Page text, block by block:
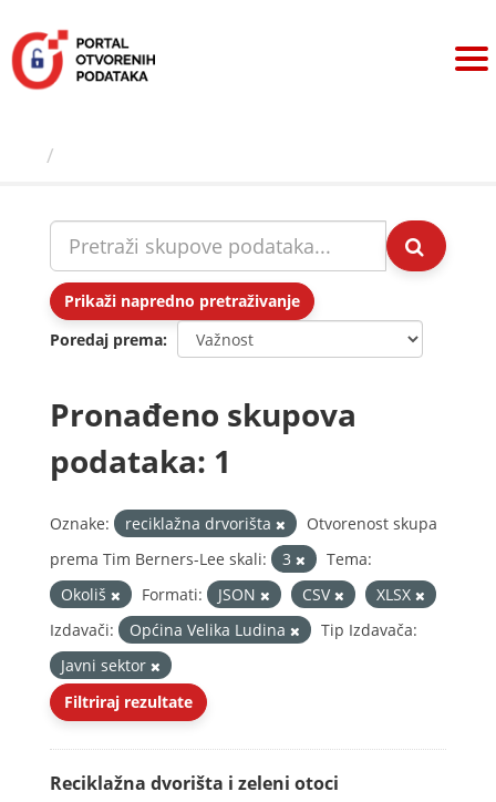
sadržaj
Prikaži napredno pretraživanje
Poredaj prema
Pronađeno skupova
podataka: 1
Oznake: reciklažna drvorišta
Otvorenost skupa
prema Tim Berners-Lee skali:
3
Tema:
Okoliš
Formati: JSON CSV
XLSX
Izdavači:
Općina Velika Ludina
Tip Izdavača:
Javni sektor
Filtriraj rezultate
Reciklažna dvorišta i zeleni otoci